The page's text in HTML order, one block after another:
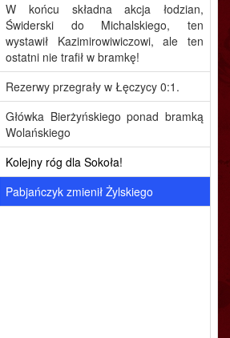
W końcu składna akcja łodzian,
Świderski do Michalskiego, ten
wystawił Kazimirowiwiczowi, ale ten
ostatni nie trafił w bramkę!
Rezerwy przegrały w Łęczycy 0:1.
Główka Bierżyńskiego ponad bramką
Wolańskiego
Kolejny róg dla Sokoła!
Pabjańczyk zmienił Żylskiego